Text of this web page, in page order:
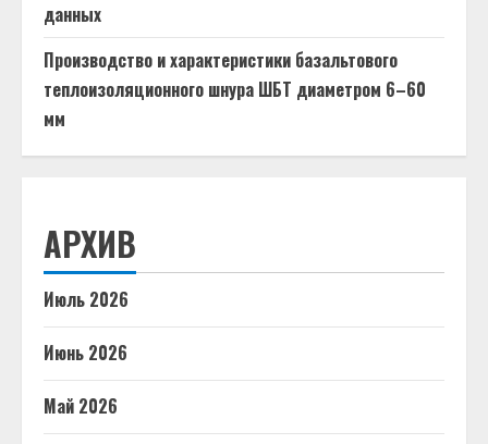
данных
Производство и характеристики базальтового
теплоизоляционного шнура ШБТ диаметром 6–60
мм
АРХИВ
Июль 2026
Июнь 2026
Май 2026